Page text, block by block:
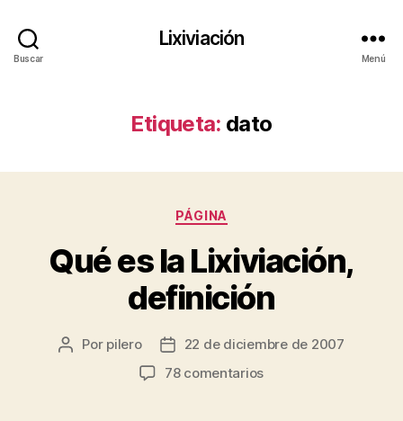
Buscar
Lixiviación
Menú
Etiqueta: dato
Categorías
PÁGINA
Qué es la Lixiviación,
definición
Autor
Por pilero
Fecha
de
22 de diciembre de 2007
78 comentariosen